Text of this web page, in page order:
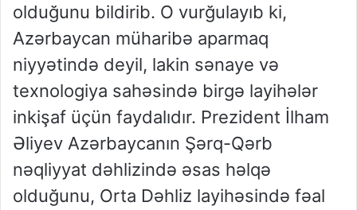
olduğunu bildirib. O vurğulayıb ki,
Azərbaycan müharibə aparmaq
niyyətində deyil, lakin sənaye və
texnologiya sahəsində birgə layihələr
inkişaf üçün faydalıdır. Prezident İlham
Əliyev Azərbaycanın Şərq-Qərb
nəqliyyat dəhlizində əsas həlqə
olduğunu, Orta Dəhliz layihəsində fəal